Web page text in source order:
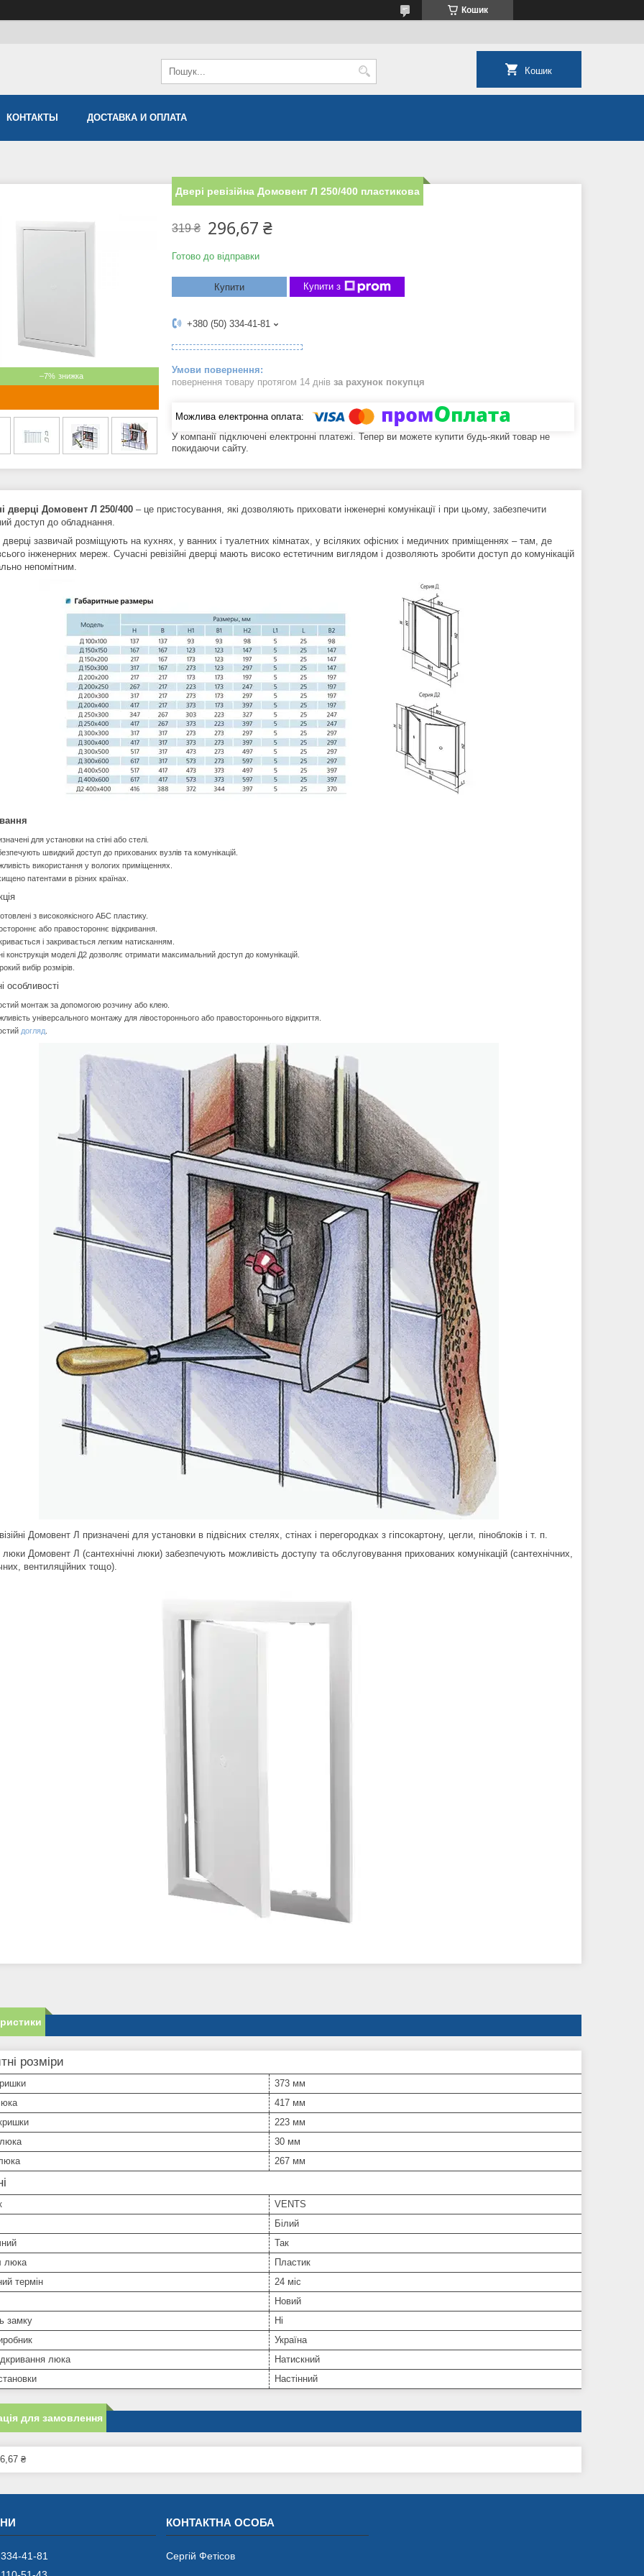
Кошик
Кошик
КОНТАКТЫ ДОСТАВКА И ОПЛАТА
–7%
Двері ревізійна Домовент Л 250/400 пластикова
319 ₴ 296,67 ₴
Готово до відправки
Купити Купити з
+380 (50) 334-41-81
повернення товару протягом 14 днів за рахунок покупця
У компанії підключені електронні платежі. Тепер ви можете купити будь-який товар не
покидаючи сайту.
дверці Домовент Л 250/400 – це пристосування, які дозволяють приховати інженерні комунікації і при цьому, забезпечити
доступ до обладнання.
дверці зазвичай розміщують на кухнях, у ванних і туалетних кімнатах, у всіляких офісних і медичних приміщеннях – там, де
інженерних мереж. Сучасні ревізійні дверці мають високо естетичним виглядом і дозволяють зробити доступ до комунікацій
непомітним.
для установки на стіні або стелі.
швидкий доступ до прихованих вузлів та комунікацій.
використання у вологих приміщеннях.
патентами в різних країнах.
з високоякісного АБС пластику.
або правостороннє відкривання.
і закривається легким натисканням.
конструкція моделі Д2 дозволяє отримати максимальний доступ до комунікацій.
вибір розмірів.
особливості
монтаж за допомогою розчину або клею.
універсального монтажу для лівостороннього або правостороннього відкриття.
догляд
Домовент Л призначені для установки в підвісних стелях, стінах і перегородках з гіпсокартону, цегли, піноблоків і т. п.
люки Домовент Л (сантехнічні люки) забезпечують можливість доступу та обслуговування прихованих комунікацій (сантехнічних,
вентиляційних тощо).
розміри
373 мм
417 мм
223 мм
30 мм
267 мм
VENTS
Білий
Так
люка
Пластик
термін
24 міс
Новий
замку
Ні
Україна
люка
Натискний
Настінний
для замовлення
₴
41-81
Сергій Фетісов